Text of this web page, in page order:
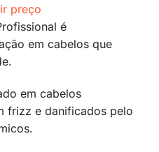
preço
é
em cabelos que
em cabelos
frizz e danificados pelo